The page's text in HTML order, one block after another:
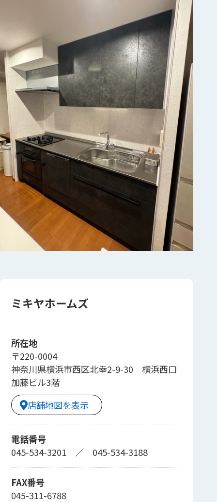
ミキヤホームズ
所在地
〒220-0004
神奈川県横浜市西区北幸2-9-30 横浜西口
加藤ビル3階
店舗地図を表示
電話番号
045-534-3201 ／ 045-534-3188
FAX番号
045-311-6788